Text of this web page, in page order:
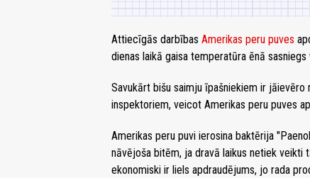
Attiecīgās darbības Amerikas peru puves
dienas laikā gaisa temperatūra ēnā
Savukārt bišu saimju īpašniekiem ir
inspektoriem, veicot Amerikas peru puves
Amerikas peru puvi ierosina baktērija
nāvējoša bitēm, ja dravā laikus netiek veikti
ekonomiski ir liels apdraudējums, jo rada